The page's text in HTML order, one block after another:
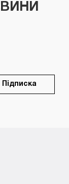
Підписка